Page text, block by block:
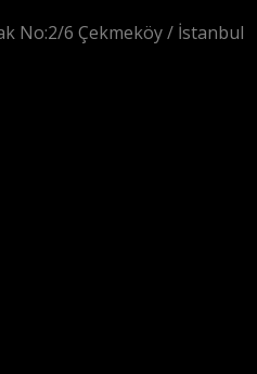
No:2/6 Çekmeköy / İstanbul